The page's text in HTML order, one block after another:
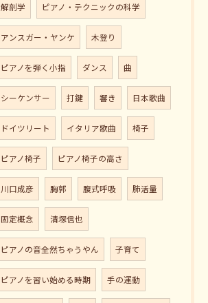
解剖学 ピアノ・テクニックの科学
アンスガー・ヤンケ 木登り
ピアノを弾く小指 ダンス 曲
シーケンサー 打鍵 響き 日本歌曲
ドイツリート イタリア歌曲 椅子
ピアノ椅子 ピアノ椅子の高さ
川口成彦 胸郭 腹式呼吸 肺活量
固定概念 清塚信也
ピアノの音全然ちゃうやん 子育て
ピアノを習い始める時期 手の運動